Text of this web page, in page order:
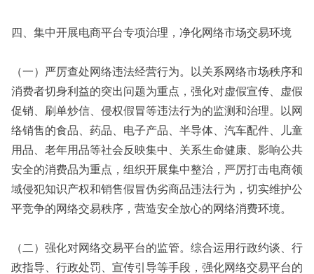
四、集中开展电商平台专项治理，净化网络市场交易环境
（一）严厉查处网络违法经营行为。以关系网络市场秩序和
消费者切身利益的突出问题为重点，强化对虚假宣传、虚假
促销、刷单炒信、侵权假冒等违法行为的监测和治理。以网
络销售的食品、药品、电子产品、半导体、汽车配件、儿童
用品、老年用品等社会反映集中、关系生命健康、影响公共
安全的消费品为重点，组织开展集中整治，严厉打击电商领
域侵犯知识产权和销售假冒伪劣商品违法行为，切实维护公
平竞争的网络交易秩序，营造安全放心的网络消费环境。
（二）强化对网络交易平台的监管。综合运用行政约谈、行
政指导、行政处罚、宣传引导等手段，强化网络交易平台的